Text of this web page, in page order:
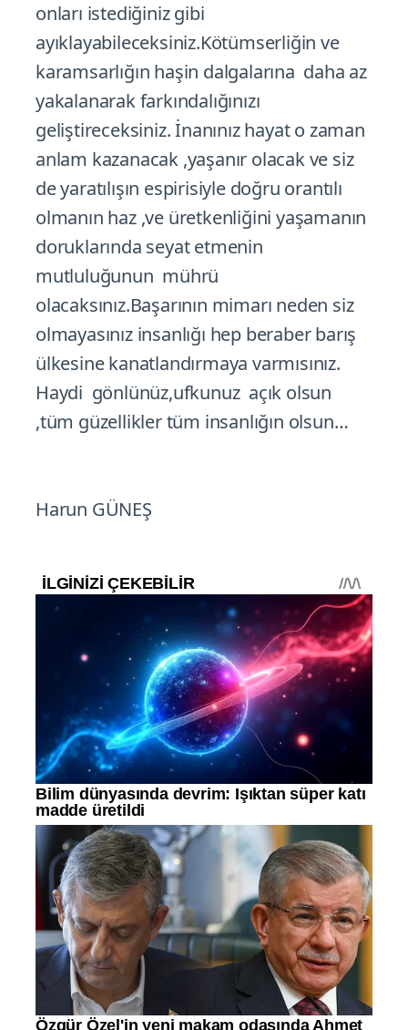
onları istediğiniz gibi
ayıklayabileceksiniz.Kötümserliğin ve
karamsarlığın haşin dalgalarına daha az
yakalanarak farkındalığınızı
geliştireceksiniz. İnanınız hayat o zaman
anlam kazanacak ,yaşanır olacak ve siz
de yaratılışın espirisiyle doğru orantılı
olmanın haz ,ve üretkenliğini yaşamanın
doruklarında seyat etmenin
mutluluğunun mührü
olacaksınız.Başarının mimarı neden siz
olmayasınız insanlığı hep beraber barış
ülkesine kanatlandırmaya varmısınız.
Haydi gönlünüz,ufkunuz açık olsun
,tüm güzellikler tüm insanlığın olsun…
Harun GÜNEŞ